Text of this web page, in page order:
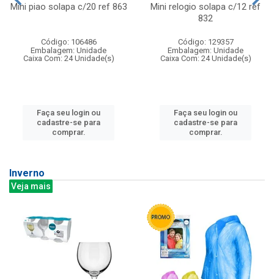
Mini piao solapa c/20 ref 863
Código: 106486
Embalagem: Unidade
Caixa Com: 24 Unidade(s)
Faça seu login ou
cadastre-se para
comprar.
Mini relogio solapa c/12 ref
832
Código: 129357
Embalagem: Unidade
Caixa Com: 24 Unidade(s)
Faça seu login ou
cadastre-se para
comprar.
Inverno
Veja mais